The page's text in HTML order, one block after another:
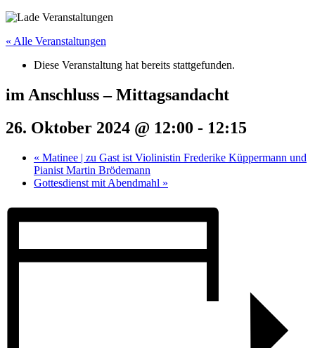
« Alle Veranstaltungen
Diese Veranstaltung hat bereits stattgefunden.
im Anschluss – Mittagsandacht
26. Oktober 2024 @ 12:00 - 12:15
« Matinee | zu Gast ist Violinistin Frederike Küppermann und
Pianist Martin Brödemann
Gottesdienst mit Abendmahl »